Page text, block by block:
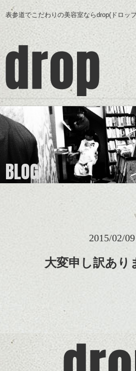
表参道でこだわりの美容室ならdrop(ドロッ
BLOG
2015/02/09
大変申し訳あり